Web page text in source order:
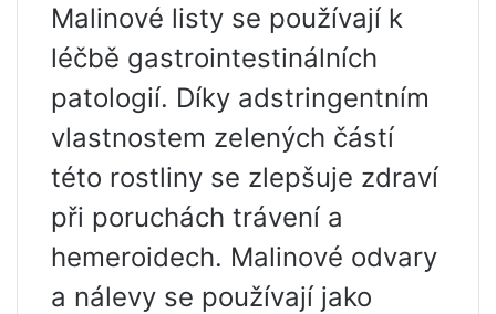
Malinové listy se používají k
léčbě gastrointestinálních
patologií. Díky adstringentním
vlastnostem zelených částí
této rostliny se zlepšuje zdraví
při poruchách trávení a
hemeroidech. Malinové odvary
a nálevy se používají jako